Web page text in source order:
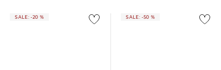
SALE: -20 % SALE: -50 %